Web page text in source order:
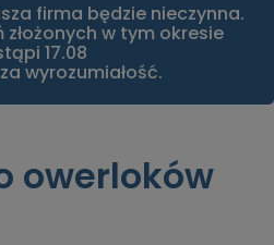
firma będzie nieczynna.
złożonych w tym okresie
17.08
wyrozumiałość.
owerloków